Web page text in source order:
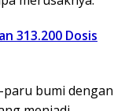
313.200 Dosis
bumi dengan